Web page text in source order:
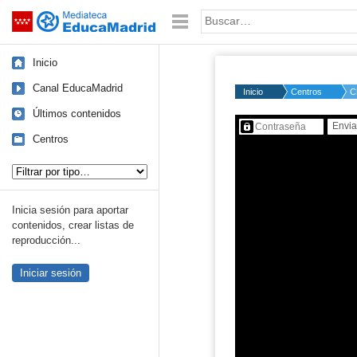
Saltar navegación Palabra o frase:
Inicio
Canal EducaMadrid
Últimos contenidos
Centros
Inicia sesión para aportar
contenidos, crear listas de
reproducción...
Iniciar sesión
Inicio Centros
Contenido protegido…